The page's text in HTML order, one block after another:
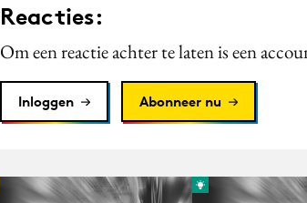
Reacties:
Om een reactie achter te laten is een
Inloggen Abonneer nu